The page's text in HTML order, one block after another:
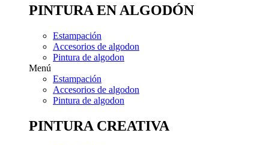
PINTURA EN ALGODÓN
Estampación
Accesorios de algodon
Pintura de algodon
Menú
Estampación
Accesorios de algodon
Pintura de algodon
PINTURA CREATIVA